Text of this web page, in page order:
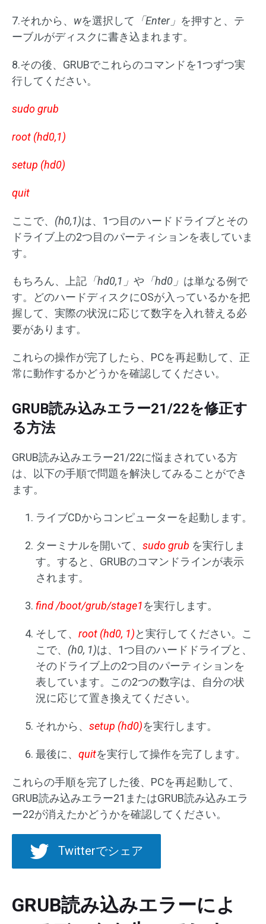
7.それから、 wを選択して 「Enter」 を押すと、テ
ーブルがディスクに書き込まれます。
8.その後、GRUBでこれらのコマンドを1つずつ実
行してください。
sudo grub
root (hd0,1)
setup (hd0)
quit
ここで、 (h0,1)は、1つ目のハードドライブとその
ドライブ上の2つ目のパーティションを表していま
す。
もちろん、上記 「hd0,1」 や 「hd0」 は単なる例で
す。どのハードディスクにOSが入っているかを把
握して、実際の状況に応じて数字を入れ替える必
要があります。
これらの操作が完了したら、PCを再起動して、正
常に動作するかどうかを確認してください。
GRUB読み込みエラー21/22を修正す
る方法
GRUB読み込みエラー21/22に悩まされている方
は、以下の手順で問題を解決してみることができ
ます。
ライブCDからコンピューターを起動します。
ターミナルを開いて、 sudo grub を実行しま
す。すると、GRUBのコマンドラインが表示
されます。
find /boot/grub/stage1を実行します。
そして、 root (hd0, 1)と実行してください。こ
こで、 (h0, 1)は、1つ目のハードドライブと、
そのドライブ上の2つ目のパーティションを
表しています。この2つの数字は、自分の状
況に応じて置き換えてください。
それから、 setup (hd0)を実行します。
最後に、 quitを実行して操作を完了します。
これらの手順を完了した後、PCを再起動して、
GRUB読み込みエラー21またはGRUB読み込みエラ
ー22が消えたかどうかを確認してください。
Twitterでシェア
GRUB読み込みエラーによ